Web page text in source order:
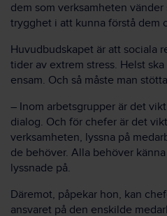
dem som verksamheten
trygghet i att kunna förstå dem
Huvudbudskapet är att sociala
tider av extrem stress. Helst
ensam. Och så måste man
– Inom arbetsgrupper är det
dialog. Och för chefer är det
verksamheten, lyssna på
de behöver. Alla behöver
lyssnade på.
Däremot, påpekar hon, kan
ansvaret på den enskilde